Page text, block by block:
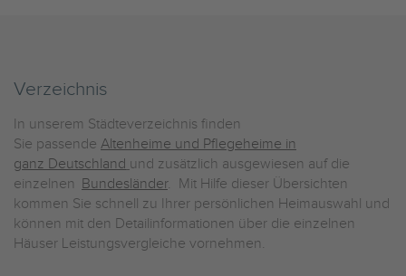
Verzeichnis
In unserem Städteverzeichnis finden
Sie passende Altenheime und Pflegeheime in
ganz Deutschland und zusätzlich ausgewiesen auf die
einzelnen Bundesländer. Mit Hilfe dieser Übersichten
kommen Sie schnell zu Ihrer persönlichen Heimauswahl und
können mit den Detailinformationen über die einzelnen
Häuser Leistungsvergleiche vornehmen.